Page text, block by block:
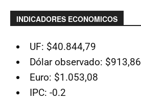
INDICADORES ECONOMICOS
UF: $40.844,79
Dólar observado: $913,86
Euro: $1.053,08
IPC: -0.2